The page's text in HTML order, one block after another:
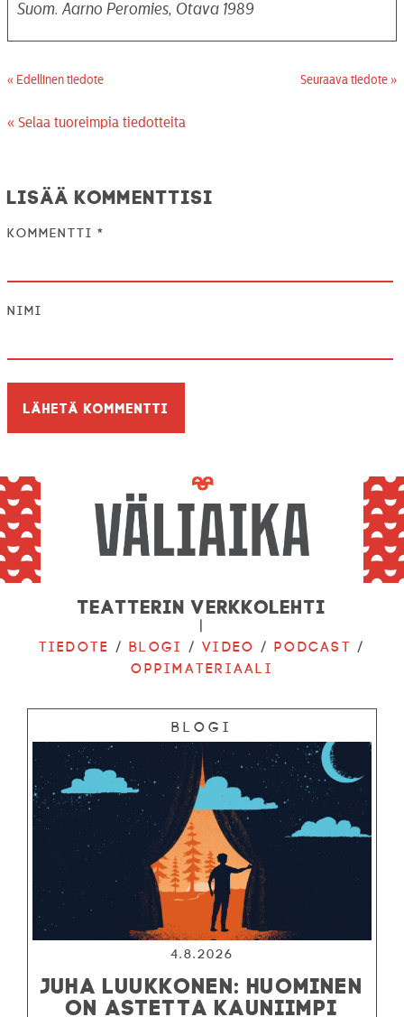
Suom. Aarno Peromies, Otava 1989
« Edellinen tiedote Seuraava tiedote »
« Selaa tuoreimpia tiedotteita
Lisää kommenttisi
Kommentti *
Nimi
Teatterin verkkolehti
Tiedote / Blogi /Video / Podcast /
Oppimateriaali
Blogi
4.8.2026
JUHA LUUKKONEN: HUOMINEN
ON ASTETTA KAUNIIMPI